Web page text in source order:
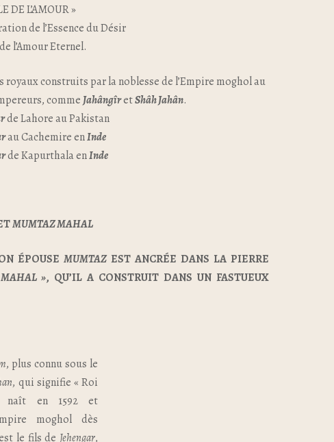
DE L’AMOUR »
de l’Essence du Désir
l’Amour Eternel.
construits par la noblesse de l’Empire moghol au
commeJahângîretShâh Jahân.
de Lahore au Pakistan
au Cachemire enInde
de Kapurthala enInde
MUMTAZ MAHAL
ÉPOUSEMUMTAZEST ANCRÉE DANS LA PIERRE
», QU’IL A CONSTRUIT DANS UN FASTUEUX
, plus connu sous le
, qui signifie « Roi
naît en 1592 et
moghol dès
le fils de Jehengar,